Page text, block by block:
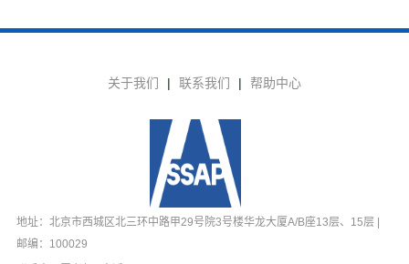
关于我们 | 联系我们 | 帮助中心
地址：北京市西城区北三环中路甲29号院3号楼华龙大厦A/B座13层、15层 |
邮编：100029